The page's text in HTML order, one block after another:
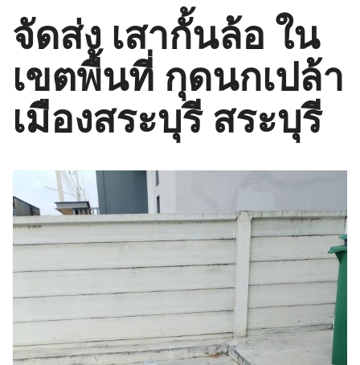
จัดส่ง เสากั้นล้อ ใน
เขตพื้นที่ กุดนกเปล้า
เมืองสระบุรี สระบุรี